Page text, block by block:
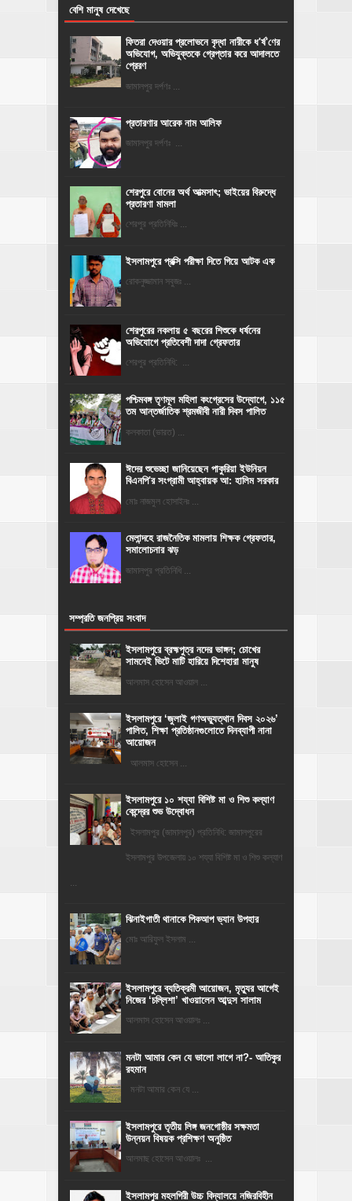
বেশি মানুষ দেখেছে
ফিতরা দেওয়ার প্রলোভনে বৃদ্ধা নারীকে ধ'র্ষ'ণের
অভিযোগ, অভিযুক্তকে গ্রেপ্তার করে আদালতে
প্রেরণ
জামালপুর দর্পণঃ ...
প্রতারণার আরেক নাম আলিফ
জামালপুর দর্পণঃ ...
শেরপুরে বোনের অর্থ আত্মসাৎ; ভাইয়ের বিরুদ্ধে
প্রতারণা মামলা
শেরপুর প্রতিনিধিঃ ...
ইসলামপুরে প্রক্সি পরীক্ষা দিতে গিয়ে আটক এক
রোকনুজ্জামান সবুজঃ ...
শেরপুরের নকলায় ৫ বছরের শিশুকে ধর্ষনের
অভিযোগে প্রতিবেশী দাদা গ্রেফতার
শেরপুর প্রতিনিধি: ...
পশ্চিমবঙ্গ তৃণমূল মহিলা কংগ্রেসের উদ্যোগে, ১১৫
তম আন্তর্জাতিক শ্রমজীবী নারী দিবস পালিত
কলকাতা (ভারত) ...
ঈদের শুভেচ্ছা জানিয়েছেন পাকুরিয়া ইউনিয়ন
বিএনপি'র সংগ্রামী আহ্বায়ক আ: হালিম সরকার
মোঃ নাজমুল হোসাইনঃ ...
মেলান্দহে রাজনৈতিক মামলায় শিক্ষক গ্রেফতার,
সমালোচনার ঝড়
জামালপুর প্রতিনিধি ...
সম্প্রতি জনপ্রিয় সংবাদ
ইসলামপুরে ব্রহ্মপুত্র নদের ভাঙ্গন; চোখের
সামনেই ভিটে মাটি হারিয়ে দিশেহারা মানুষ
আলমাস হোসেন আওয়াল ...
‎ইসলামপুরে ‘জুলাই গণঅভ্যুত্থান দিবস ২০২৬’
পালিত, শিক্ষা প্রতিষ্ঠানগুলোতে দিনব্যাপী নানা
আয়োজন
‎​আলমাস হোসেন ...
ইসলামপুরে ১০ শয্যা বিশিষ্ট মা ও শিশু কল্যাণ
কেন্দ্রের শুভ উদ্বোধন
ইসলামপুর (জামালপুর) প্রতিনিধি: জামালপুরের
ইসলামপুর উপজেলায় ১০ শয্যা বিশিষ্ট মা ও শিশু কল্যাণ
ঝিনাইগাতী থানাকে পিকআপ ভ্যান উপহার
মোঃ আরিফুল ইসলাম ...
‎ইসলামপুরে ব্যতিক্রমী আয়োজন, মৃত্যুর আগেই
নিজের ‘চল্লিশা’ খাওয়ালেন আব্দুস সালাম
আলমাস হোসেন আওয়ালঃ ...
মনটা আমার কেন যে ভালো লাগে না?- আতিকুর
রহমান
মনটা আমার কেন যে ...
ইসলামপুরে তৃতীয় লিঙ্গ জনগোষ্ঠীর সক্ষমতা
উন্নয়ন বিষয়ক প্রশিক্ষণ অনুষ্ঠিত
আলমাছ হোসেন আওয়ালঃ ...
​ইসলামপুর মহলগিরী উচ্চ বিদ্যালয়ে নজিরবিহীন